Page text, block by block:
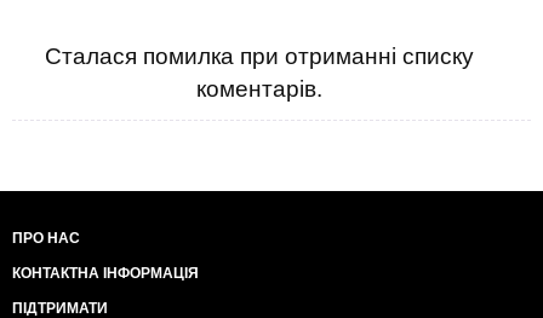
Сталася помилка при отриманні списку
коментарів.
ПРО НАС
КОНТАКТНА ІНФОРМАЦІЯ
ПІДТРИМАТИ